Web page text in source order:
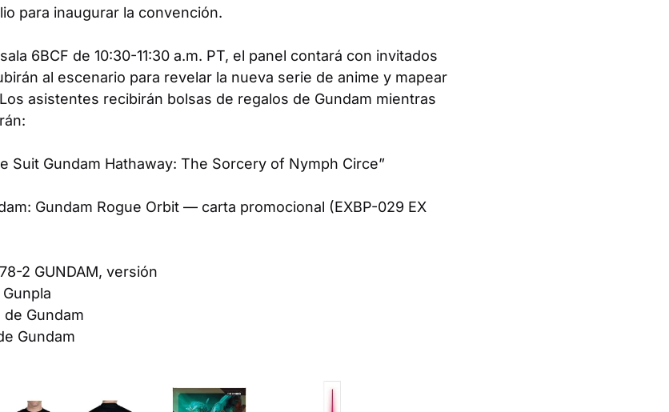
para inaugurar la convención.
6BCF de 10:30-11:30 a.m. PT, el panel contará con invitados
al escenario para revelar la nueva serie de anime y mapear
asistentes recibirán bolsas de regalos de Gundam mientras
Suit Gundam Hathaway: The Sorcery of Nymph Circe”
Gundam Rogue Orbit — carta promocional (EXBP-029 EX
2 GUNDAM, versión
de Gundam
Gundam